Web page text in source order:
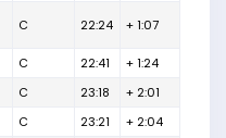
C 22:24 + 1:07
C 22:41
+ 1:24
C 23:18
+ 2:01
C 23:21
+ 2:04